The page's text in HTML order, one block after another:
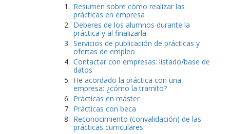
Resumen sobre cómo realizar las
prácticas en empresa
Deberes de los alumnos durante la
práctica y al finalizarla
Servicios de publicación de prácticas y
ofertas de empleo
Contactar con empresas: listado/base de
datos
He acordado la práctica con una
empresa: ¿cómo la tramito?
Prácticas en máster
Prácticas con beca
Reconocimiento (convalidación) de las
prácticas curriculares